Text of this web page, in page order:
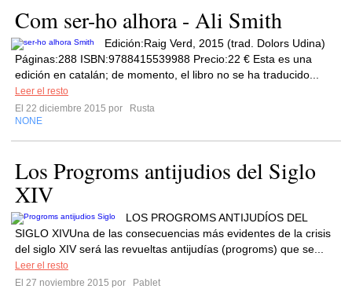
Com ser-ho alhora - Ali Smith
Edición:Raig Verd, 2015 (trad. Dolors Udina)
Páginas:288 ISBN:9788415539988 Precio:22 € Esta es una
edición en catalán; de momento, el libro no se ha traducido...
Leer el resto
El 22 diciembre 2015 por
Rusta
NONE
Los Progroms antijudios del Siglo
XIV
LOS PROGROMS ANTIJUDÍOS DEL
SIGLO XIVUna de las consecuencias más evidentes de la crisis
del siglo XIV será las revueltas antijudías (progroms) que se...
Leer el resto
El 27 noviembre 2015 por
Pablet